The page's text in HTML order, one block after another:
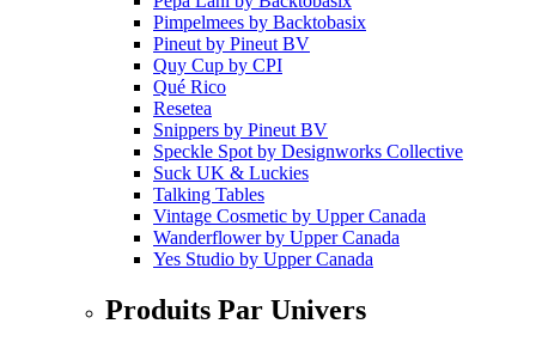
Pimpelmees by Backtobasix
Pineut by Pineut BV
Quy Cup by CPI
Qué Rico
Resetea
Snippers by Pineut BV
Speckle Spot by Designworks Collective
Suck UK & Luckies
Talking Tables
Vintage Cosmetic by Upper Canada
Wanderflowerby Upper Canada
Yes Studio by Upper Canada
Produits Par Univers